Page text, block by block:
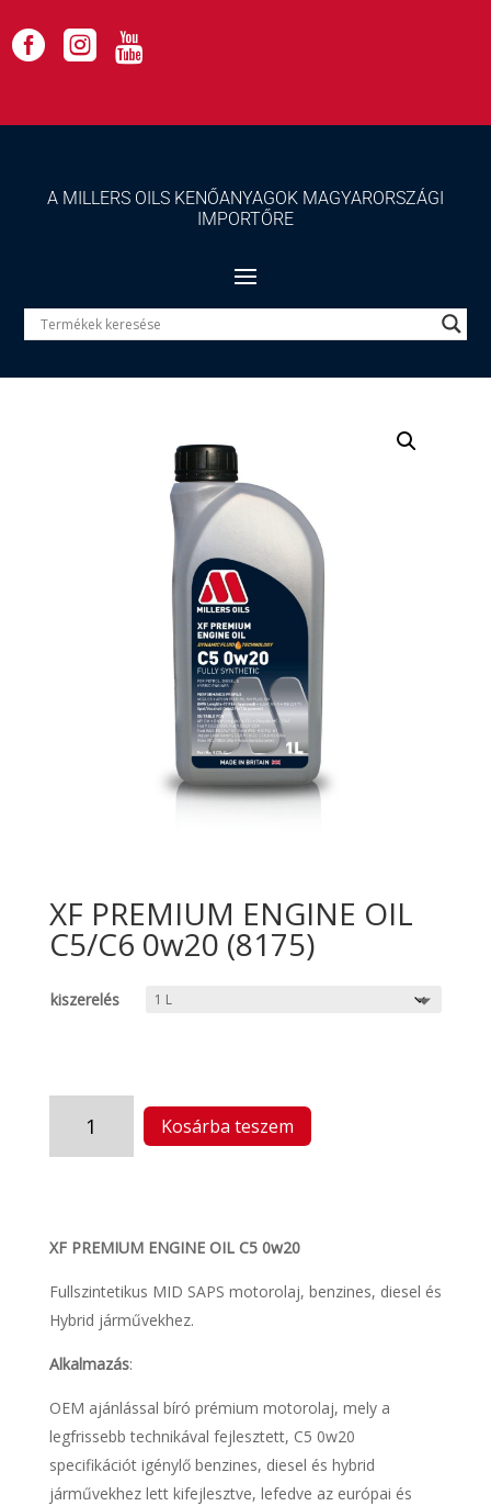
  
A MILLERS OILS KENŐANYAGOK MAGYARORSZÁGI
IMPORTŐRE
XF PREMIUM ENGINE OIL
C5/C6 0w20 (8175)
kiszerelés
PREMIUM
ENGINE
(8175)
mennyiség
Kosárba teszem
XF PREMIUM ENGINE OIL C5 0w20
Fullszintetikus MID SAPS motorolaj, benzines, diesel és
Hybrid járművekhez.
Alkalmazás:
OEM ajánlással bíró prémium motorolaj, mely a
legfrissebb technikával fejlesztett, C5 0w20
specifikációt igénylő benzines, diesel és hybrid
járművekhez lett kifejlesztve, lefedve az európai és